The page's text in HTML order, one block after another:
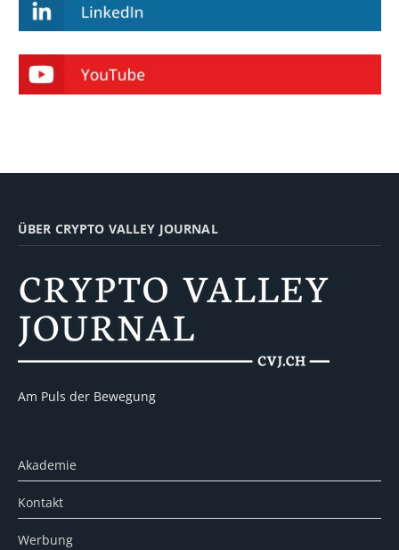
ÜBER CRYPTO VALLEY JOURNAL
Am Puls der Bewegung
Akademie
Kontakt
Werbung